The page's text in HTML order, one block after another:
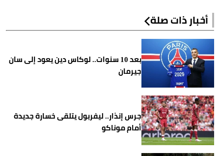
أخبار ذات صلة
بعد 10 سنوات.. لوكاس دين يعود إلى سان
جيرمان
جرس إنذار.. ليفربول يتلقى خسارة جديدة
أمام موناكو